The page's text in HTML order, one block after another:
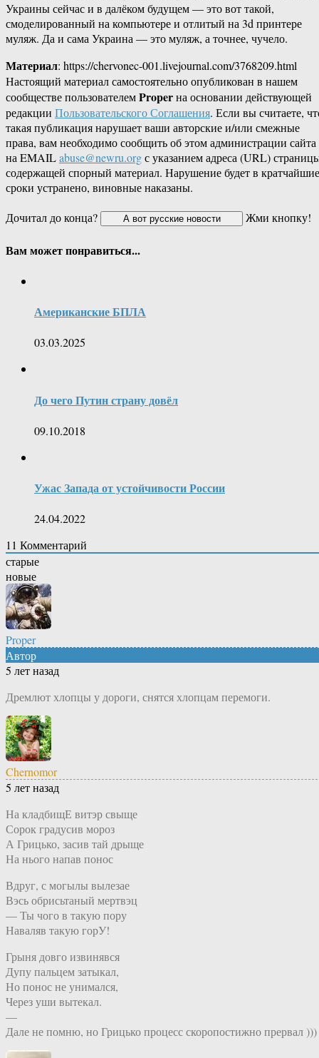
Украины сейчас и в далёком будущем — это вот такой,
смоделированный на компьютере и отлитый на 3d принтере
муляж. Да и сама Украина — это муляж, а точнее, чучело.
Материал: https://chervonec-001.livejournal.com/3768209.html
Настоящий материал самостоятельно опубликован в нашем
сообществе пользователемProperна основании действующей
редакции Пользовательского Соглашения. Если вы считаете,
такая публикация нарушает ваши авторские и/или смежные
права, вам необходимо сообщить об этом администрации сайта
на EMAILabuse@newru.orgс указанием адреса (URL)
содержащей спорный материал. Нарушение будет в кратчайшие
сроки устранено, виновные наказаны.
Дочитал до конца?
Жми кнопку!
Вам может понравиться...
Американские БПЛА
03.03.2025
До чего Путин страну довёл
09.10.2018
Ужас Запада от устойчивости России
24.04.2022
11 Комментарий
старые
новые
Proper
Автор
5 лет назад
Дремлют хлопцы у дороги, снятся хлопцам перемоги.
Chernomor
5 лет назад
На кладбищЕ витэр свыще
Сорок градусив мороз
А Грицько, засив тай дрыще
На нього напав понос
Вдруг, с могылы вылезае
Вэсь обрисьтаный мертвэц
— Ты чого в такую пору
Наваляв такую горУ!
Грыня довго извинявся
Дупу пальцем затыкал,
Но понос не унимался,
Через уши вытекал.
—
Дале не помню, но Грицько процесс скоропостижно прервал )))